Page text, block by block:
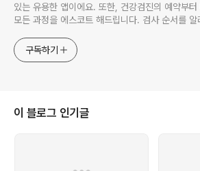
있는 유용한 앱이에요. 또한, 건강검진의 예약부터
모든 과정을 에스코트 해드립니다. 검사 순서를 알
는 것은 물론, 일부 검사는 그 자리에서 확인할 수
앱입니다.
구독하기
이 블로그 인기글